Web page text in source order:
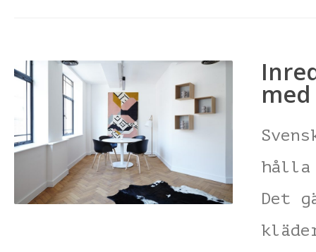
med
hålla
Det